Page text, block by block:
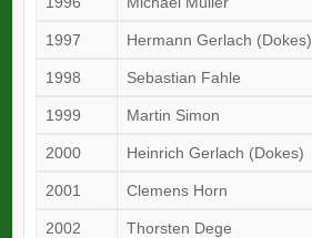
1997 Hermann Gerlach (Dokes)
1998 Sebastian Fahle
1999 Martin Simon
2000 Heinrich Gerlach (Dokes)
2001 Clemens Horn
2002 Thorsten Dege